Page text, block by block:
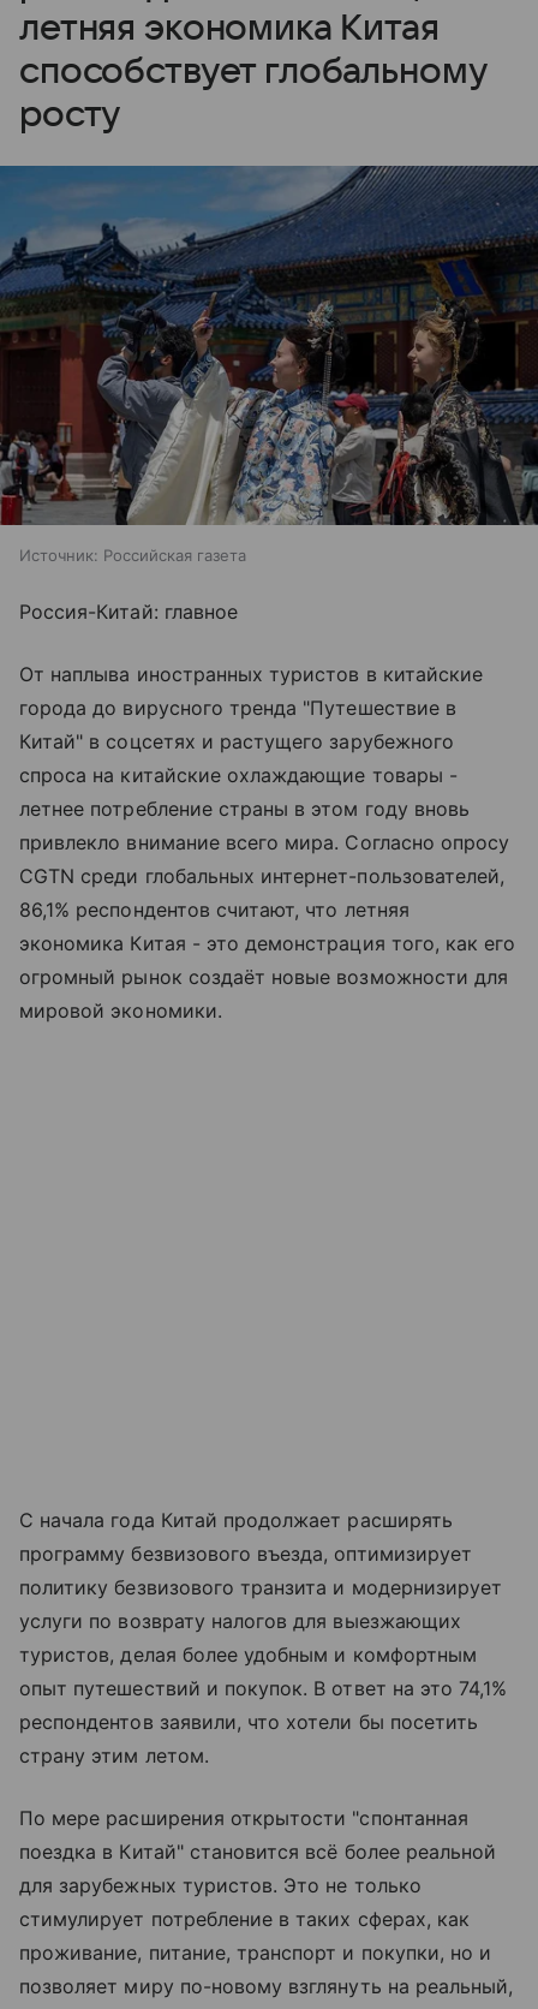
летняя экономика Китая
способствует глобальному
росту
Источник: Российская газета
Россия-Китай: главное
От наплыва иностранных туристов в китайские
города до вирусного тренда "Путешествие в
Китай" в соцсетях и растущего зарубежного
спроса на китайские охлаждающие товары -
летнее потребление страны в этом году вновь
привлекло внимание всего мира. Согласно опросу
CGTN среди глобальных интернет-пользователей,
86,1% респондентов считают, что летняя
экономика Китая - это демонстрация того, как его
огромный рынок создаёт новые возможности для
мировой экономики.
С начала года Китай продолжает расширять
программу безвизового въезда, оптимизирует
политику безвизового транзита и модернизирует
услуги по возврату налогов для выезжающих
туристов, делая более удобным и комфортным
опыт путешествий и покупок. В ответ на это 74,1%
респондентов заявили, что хотели бы посетить
страну этим летом.
По мере расширения открытости "спонтанная
поездка в Китай" становится всё более реальной
для зарубежных туристов. Это не только
стимулирует потребление в таких сферах, как
проживание, питание, транспорт и покупки, но и
позволяет миру по-новому взглянуть на реальный,